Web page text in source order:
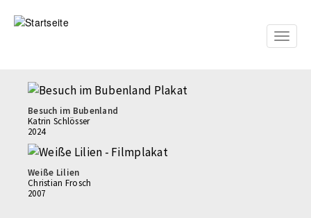
zum
Toggle
Besuch im Bubenland
Katrin Schlösser
2024
Weiße Lilien
Christian Frosch
2007